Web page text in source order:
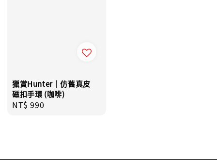
獵賞Hunter｜仿舊真皮
磁扣手環 (咖啡)
Regular
NT$ 990